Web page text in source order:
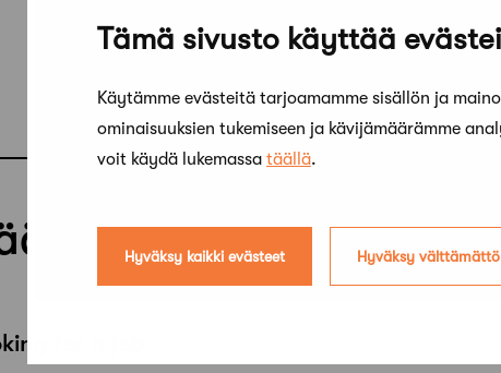
Tämä sivusto käyttää
Käytämme evästeitä tarjoamamme sisällön ja
ominaisuuksien tukemiseen ja kävijämäärämme
voit käydä lukemassa täällä.
Hyväksy kaikki evästeet Hyväksy
for a job